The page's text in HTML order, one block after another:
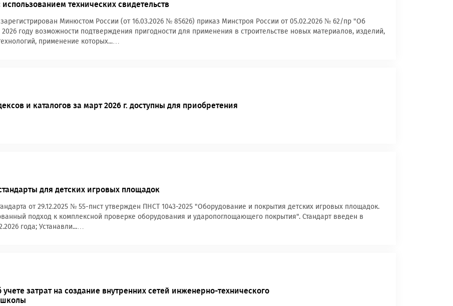
технических свидетельств
Минюстом России (от 16.03.2026 № 85626) приказ Минстроя России от 05.02.2026 № 62/пр "Об
2026 году возможности подтверждения пригодности для применения в строительстве новых материалов, изделий,
применение которых...…
и каталогов за март 2026 г. доступны для приобретения
для детских игровых площадок
от 29.12.2025 № 55-пнст утвержден ПНСТ 1043-2025 "Оборудование и покрытия детских игровых площадок.
подход к комплексной проверке оборудования и ударопоглощающего покрытия". Стандарт введен в
года; Устанавли...…
затрат на создание внутренних сетей инженерно-технического
школы